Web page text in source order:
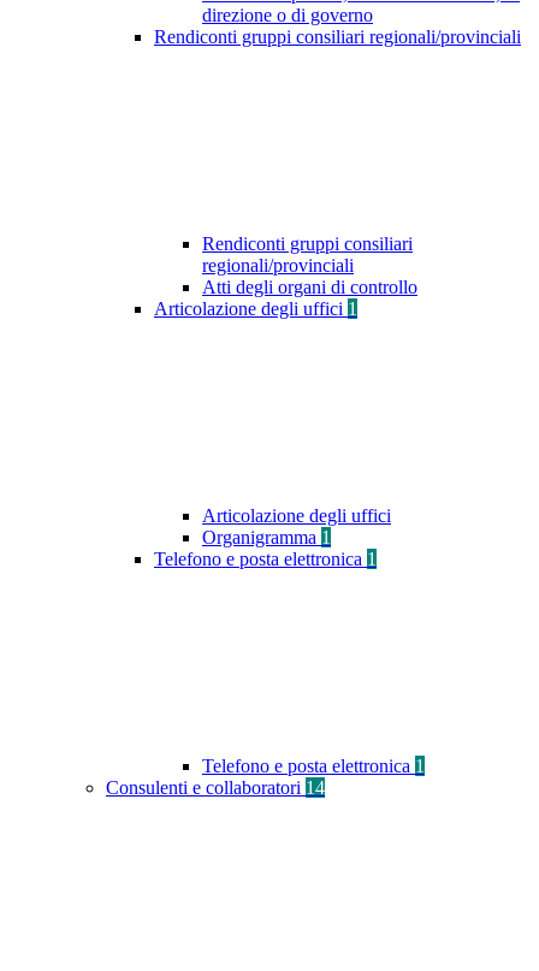
direzione o di governo
Rendiconti gruppi consiliari regionali/provinciali
Rendiconti gruppi consiliari
regionali/provinciali
Atti degli organi di controllo
Articolazione degli uffici 1
Articolazione degli uffici
Organigramma 1
Telefono e posta elettronica 1
Telefono e posta elettronica 1
Consulenti e collaboratori 14